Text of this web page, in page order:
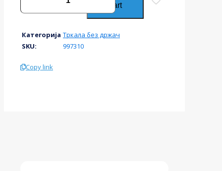
100*30
cart
Категорија Тркала без држач
SKU:
997310
Copy link